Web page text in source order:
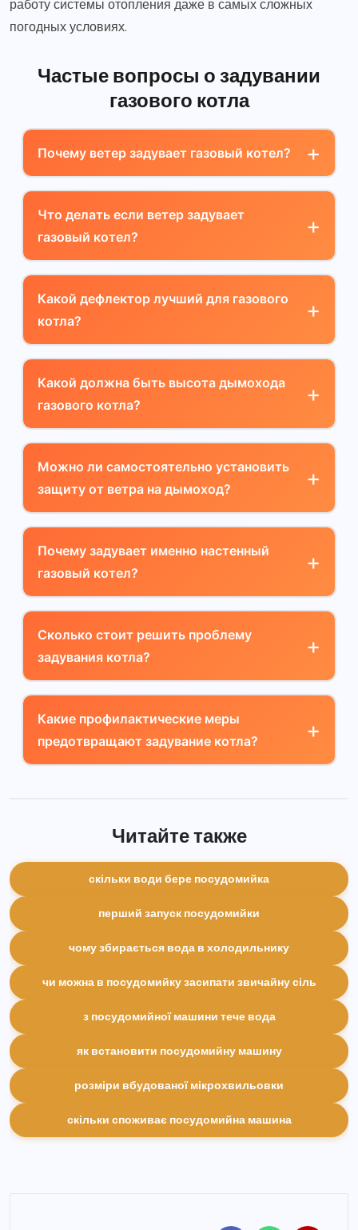
работу системы отопления даже в самых сложных
погодных условиях.
Частые вопросы о задувании
газового котла
Почему ветер задувает газовый котел?
Что делать если ветер задувает
газовый котел?
Какой дефлектор лучший для газового
котла?
Какой должна быть высота дымохода
газового котла?
Можно ли самостоятельно установить
защиту от ветра на дымоход?
Почему задувает именно настенный
газовый котел?
Сколько стоит решить проблему
задувания котла?
Какие профилактические меры
предотвращают задувание котла?
Читайте также
скільки води бере посудомийка
перший запуск посудомийки
чому збирається вода в холодильнику
чи можна в посудомийку засипати звичайну сіль
з посудомийної машини тече вода
як встановити посудомийну машину
розміри вбудованої мікрохвильовки
скільки споживає посудомийна машина